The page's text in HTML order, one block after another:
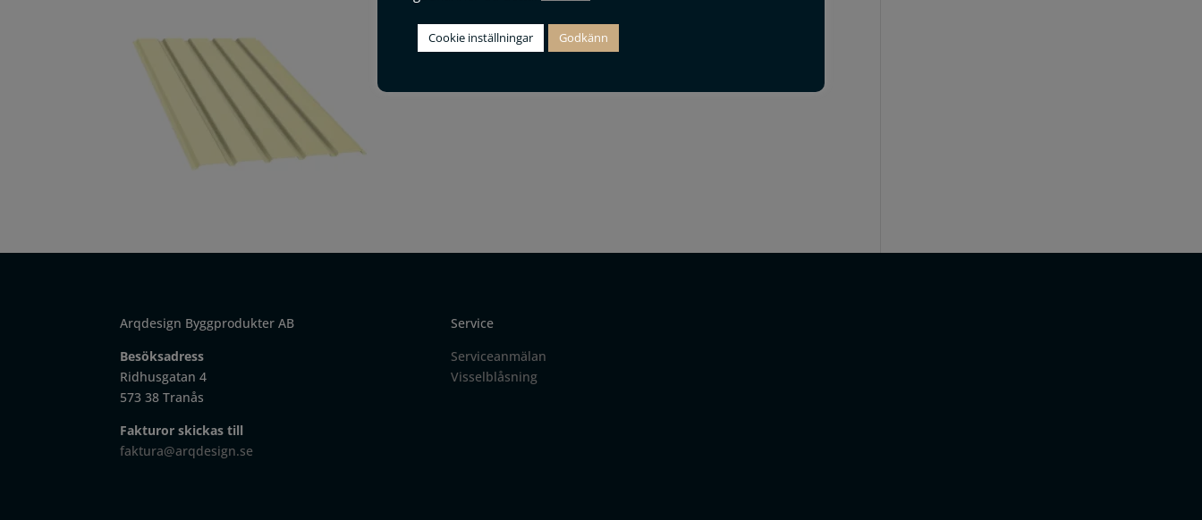
Arqdesign Byggprodukter AB
Besöksadress
Ridhusgatan 4
573 38 Tranås
Fakturor skickas till
faktura@arqdesign.se
Service
Serviceanmälan
Visselblåsning
Cookie inställningar Godkänn